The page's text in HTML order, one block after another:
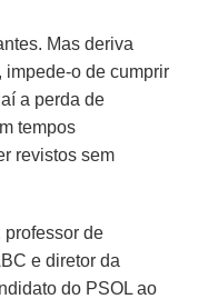
Mas deriva
, impede-o de cumprir
a perda de
tempos
revistos sem
professor de
e diretor da
do PSOL ao